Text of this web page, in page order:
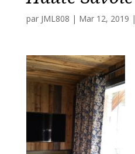
par JML808 | Mar 12, 2019 |